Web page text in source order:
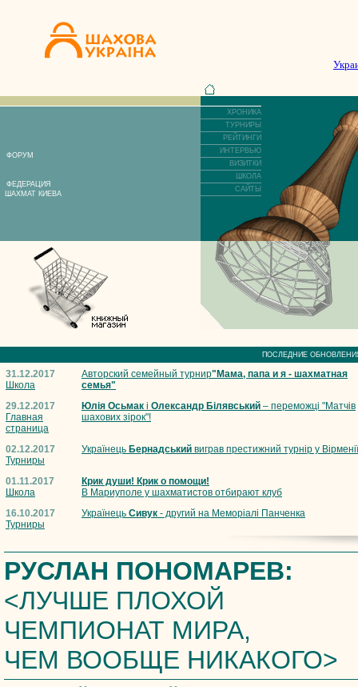
ФОРУМ
ФЕДЕРАЦИЯ
ШАХМАТ КИЕВА
ХРОНИКА
ТУРНИРЫ
РЕЙТИНГИ
ИНТЕРВЬЮ
ВИЗИТКИ
ШКОЛА
САЙТЫ
ПОСЛЕДНИЕ
31.12.2017
Школа
Авторский семейный турнир"Мама, папа и я - шахматная
семья"
29.12.2017
Главная
страница
Юлія Осьмак і Олександр Білявський – переможці "Матчів
шахових зірок"!
02.12.2017
Турниры
Українець Бернадський виграв престижний турнір у Вірменії
01.11.2017
Школа
Крик души! Крик о помощи!
В Мариуполе у шахматистов отбирают клуб
16.10.2017
Турниры
Українець Сивук - другий на Меморіалі Панченка
РУСЛАН ПОНОМАРЕВ:
<ЛУЧШЕ ПЛОХОЙ
ЧЕМПИОНАТ МИРА,
ЧЕМ ВООБЩЕ НИКАКОГО>